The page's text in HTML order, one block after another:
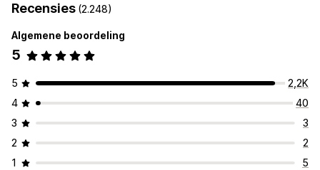
Recensies (2.248)
Algemene beoordeling
5
5
2,2K
4
40
3
3
2
2
1
5